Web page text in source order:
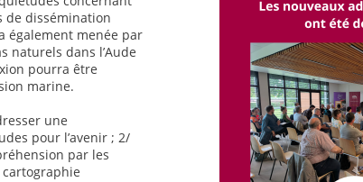
de dissémination
également menée par
naturels dans l’Aude
pourra être
marine.
une
pour l’avenir ; 2/
par les